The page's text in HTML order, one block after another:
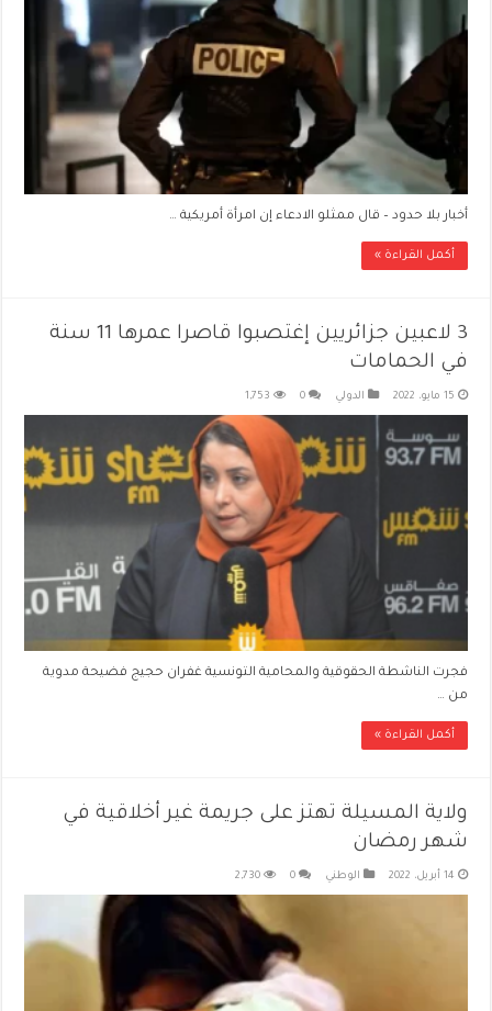
أخبار بلا حدود – قال ممثلو الادعاء إن امرأة أمريكية …
أكمل القراءة »
3 لاعبين جزائريين إغتصبوا قاصرا عمرها 11 سنة
في الحمامات
15 مايو، 2022 الدولي 0
1,753
فجرت الناشطة الحقوقية والمحامية التونسية غفران حجيج فضيحة مدوية
من …
أكمل القراءة »
ولاية المسيلة تهتز على جريمة غير أخلاقية في
شهر رمضان
14 أبريل، 2022 الوطني 0
2,730